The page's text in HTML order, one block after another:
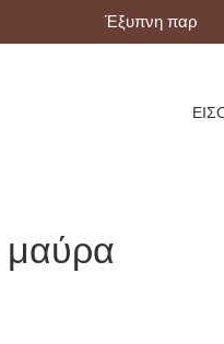
Έξυπνη παραλαβή
μαύρα